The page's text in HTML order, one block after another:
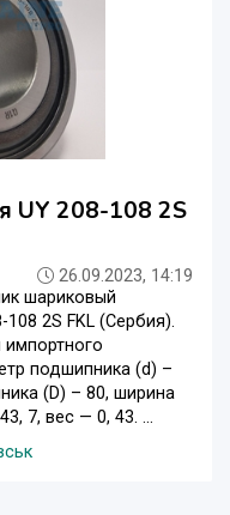
UY 208-108 2S
26.09.2023, 14:19
шариковый
2S FKL (Сербия).
подшипника (d) –
(D) – 80, ширина
7, вес — 0, 43. ...